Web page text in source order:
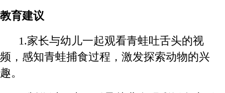
教育建议
1.家长与幼儿一起观看青蛙吐舌头的视
频，感知青蛙捕食过程，激发探索动物的兴
趣。